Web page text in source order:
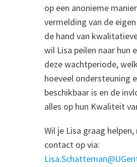
op een anonieme manier
vermelding van de eigen
de hand van
wil Lisa peilen naar hun
deze wachtperiode,
hoeveel ondersteuning
beschikbaar is en de
alles op hun Kwaliteit
Wil je Lisa graag helpen,
contact op via: